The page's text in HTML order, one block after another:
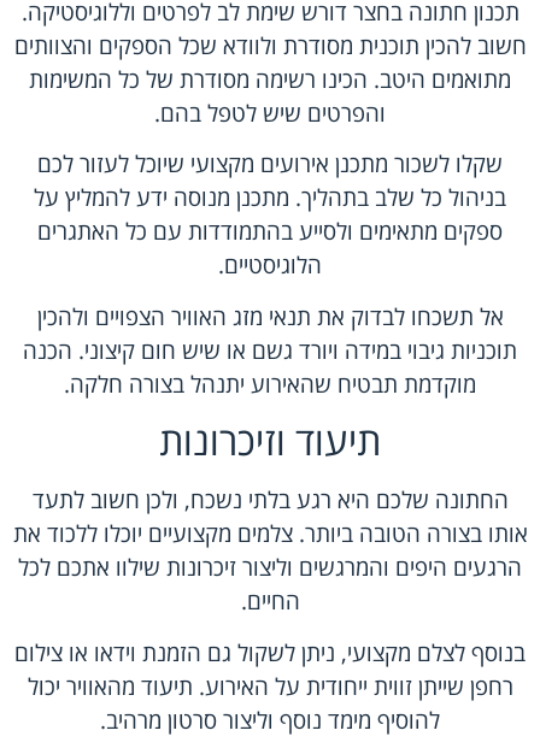
תכנון חתונה בחצר דורש שימת לב לפרטים וללוגיסטיקה.
חשוב להכין תוכנית מסודרת ולוודא שכל הספקים והצוותים
מתואמים היטב. הכינו רשימה מסודרת של כל המשימות
והפרטים שיש לטפל בהם.
שקלו לשכור מתכנן אירועים מקצועי שיוכל לעזור לכם
בניהול כל שלב בתהליך. מתכנן מנוסה ידע להמליץ על
ספקים מתאימים ולסייע בהתמודדות עם כל האתגרים
הלוגיסטיים.
אל תשכחו לבדוק את תנאי מזג האוויר הצפויים ולהכין
תוכניות גיבוי במידה ויורד גשם או שיש חום קיצוני. הכנה
מוקדמת תבטיח שהאירוע יתנהל בצורה חלקה.
תיעוד וזיכרונות
החתונה שלכם היא רגע בלתי נשכח, ולכן חשוב לתעד
אותו בצורה הטובה ביותר. צלמים מקצועיים יוכלו ללכוד את
הרגעים היפים והמרגשים וליצור זיכרונות שילוו אתכם לכל
החיים.
בנוסף לצלם מקצועי, ניתן לשקול גם הזמנת וידאו או צילום
רחפן שייתן זווית ייחודית על האירוע. תיעוד מהאוויר יכול
להוסיף מימד נוסף וליצור סרטון מרהיב.